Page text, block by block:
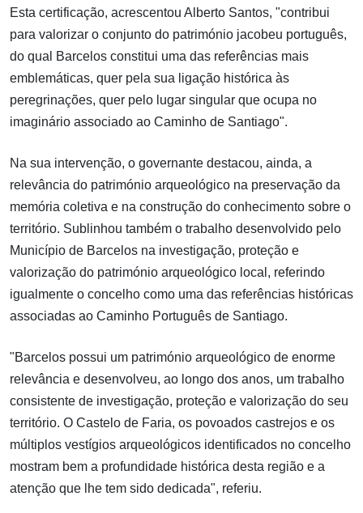
Esta certificação, acrescentou Alberto Santos, "contribui
para valorizar o conjunto do património jacobeu português,
do qual Barcelos constitui uma das referências mais
emblemáticas, quer pela sua ligação histórica às
peregrinações, quer pelo lugar singular que ocupa no
imaginário associado ao Caminho de Santiago".
Na sua intervenção, o governante destacou, ainda, a
relevância do património arqueológico na preservação da
memória coletiva e na construção do conhecimento sobre o
território. Sublinhou também o trabalho desenvolvido pelo
Município de Barcelos na investigação, proteção e
valorização do património arqueológico local, referindo
igualmente o concelho como uma das referências históricas
associadas ao Caminho Português de Santiago.
"Barcelos possui um património arqueológico de enorme
relevância e desenvolveu, ao longo dos anos, um trabalho
consistente de investigação, proteção e valorização do seu
território. O Castelo de Faria, os povoados castrejos e os
múltiplos vestígios arqueológicos identificados no concelho
mostram bem a profundidade histórica desta região e a
atenção que lhe tem sido dedicada", referiu.